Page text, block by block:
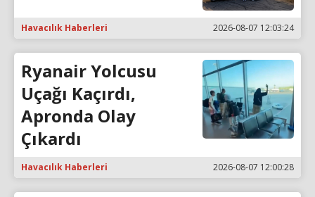
Havacılık Haberleri 2026-08-07 12:03:24
Ryanair Yolcusu
Uçağı Kaçırdı,
Apronda Olay
Çıkardı
Havacılık Haberleri 2026-08-07 12:00:28